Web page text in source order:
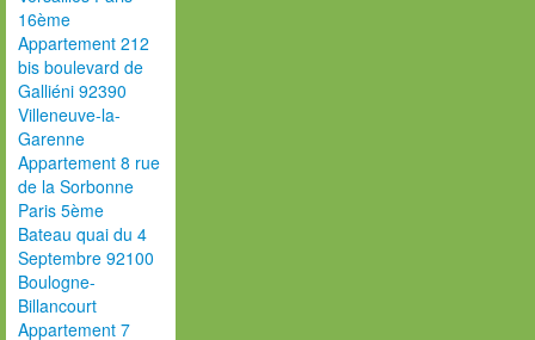
16ème
Appartement 212
bis boulevard de
Galliéni 92390
Villeneuve-la-
Garenne
Appartement 8 rue
de la Sorbonne
Paris 5ème
Bateau quai du 4
Septembre 92100
Boulogne-
Billancourt
Appartement 7